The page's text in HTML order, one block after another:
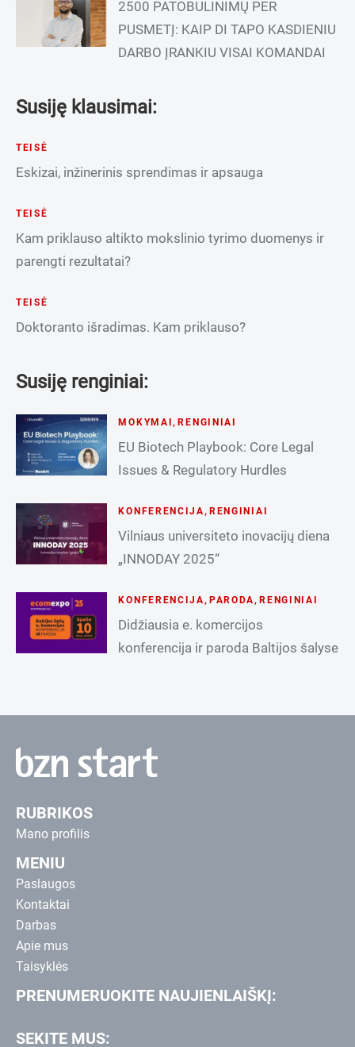
2500 PATOBULINIMŲ PER
PUSMETĮ: KAIP DI TAPO KASDIENIU
DARBO ĮRANKIU VISAI KOMANDAI
Susiję klausimai:
TEISĖ
Eskizai, inžinerinis sprendimas ir apsauga
TEISĖ
Kam priklauso altikto mokslinio tyrimo duomenys ir
parengti rezultatai?
TEISĖ
Doktoranto išradimas. Kam priklauso?
Susiję renginiai:
MOKYMAI ,RENGINIAI
EU Biotech Playbook: Core Legal
Issues & Regulatory Hurdles
KONFERENCIJA , RENGINIAI
Vilniaus universiteto inovacijų diena
„INNODAY 2025“
KONFERENCIJA , PARODA ,RENGINIAI
Didžiausia e. komercijos
konferencija ir paroda Baltijos šalyse
RUBRIKOS
Mano profilis
MENIU
Paslaugos
Kontaktai
Darbas
Apie mus
Taisyklės
PRENUMERUOKITE NAUJIENLAIŠKĮ:
SEKITE MUS: